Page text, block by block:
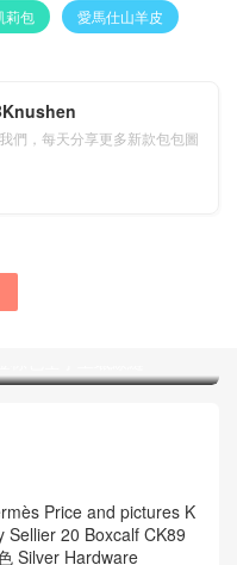
莉包 愛馬仕山羊皮
們，每天分享更多新款包包圖
Lindy 30CM Bag
Price and pictures K
Sellier 20 Boxcalf CK89
Silver Hardware